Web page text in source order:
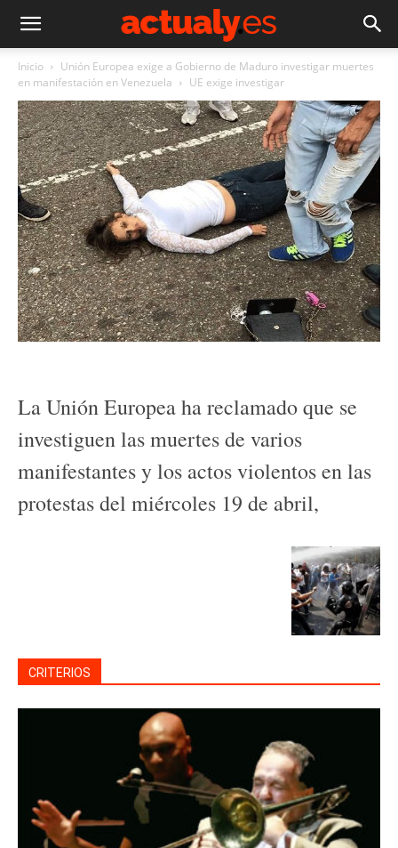
Inicio
Unión Europea exige a Gobierno de Maduro investigar muertes
en manifestación en Venezuela
UE exige investigar
La Unión Europea ha reclamado que se
investiguen las muertes de varios
manifestantes y los actos violentos en las
protestas del miércoles 19 de abril,
CRITERIOS